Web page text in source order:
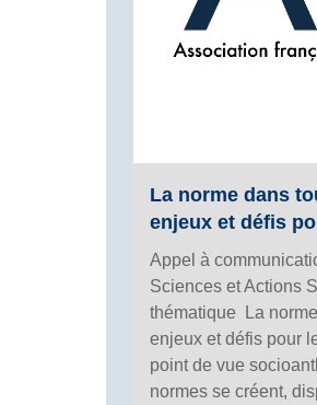
La norme dans
enjeux et défis
Appel à
Sciences et Actions
thématique La
enjeux et défis pour
point de vue
normes se créent,